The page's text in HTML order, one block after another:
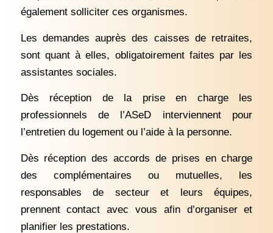
également solliciter ces organismes.
Les demandes auprès des caisses de retraites,
sont quant à elles, obligatoirement faites par les
assistantes sociales.
Dès réception de la prise en charge les
professionnels de l’ASeD interviennent pour
l’entretien du logement ou l’aide à la personne.
Dès réception des accords de prises en charge
des complémentaires ou mutuelles, les
responsables de secteur et leurs équipes,
prennent contact avec vous afin d’organiser et
planifier les prestations.